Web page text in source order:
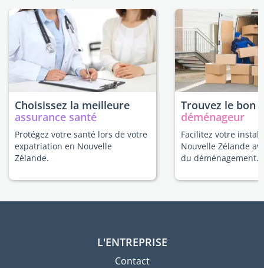
Choisissez la meilleure
assurance santé
Protégez votre santé lors de votre
expatriation en Nouvelle
Zélande.
Trouvez le bon
déménageur
Facilitez votre
Nouvelle Zélande
du déménagement.
L'ENTREPRISE
Contact